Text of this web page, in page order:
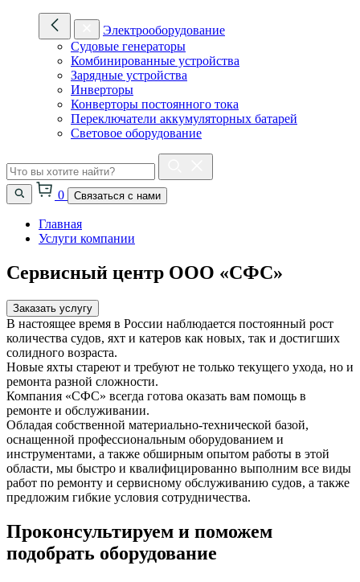
Электрооборудование
Судовые генераторы
Комбинированные устройства
Зарядные устройства
Инверторы
Конверторы постоянного тока
Переключатели аккумуляторных батарей
Световое оборудование
0 Связаться с нами
Главная
Услуги компании
Сервисный центр ООО «СФС»
Заказать услугу
В настоящее время в России наблюдается постоянный рост
количества судов, яхт и катеров как новых, так и достигших
солидного возраста.
Новые яхты стареют и требуют не только текущего ухода, но и
ремонта разной сложности.
Компания «СФС» всегда готова оказать вам помощь в
ремонте и обслуживании.
Обладая собственной материально-технической базой,
оснащенной профессиональным оборудованием и
инструментами, а также обширным опытом работы в этой
области, мы быстро и квалифицированно выполним все виды
работ по ремонту и сервисному обслуживанию судов, а также
предложим гибкие условия сотрудничества.
Проконсультируем и поможем
подобрать оборудование